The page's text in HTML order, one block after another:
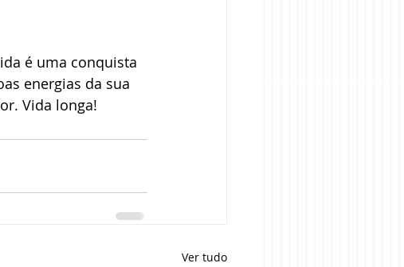
é uma conquista
energias da sua
Vida longa!
Ver tudo